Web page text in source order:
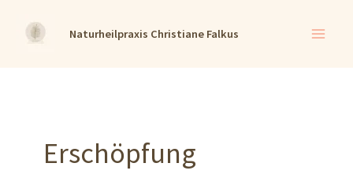
Inhalt
Naturheilpraxis Christiane Falkus
Erschöpfung